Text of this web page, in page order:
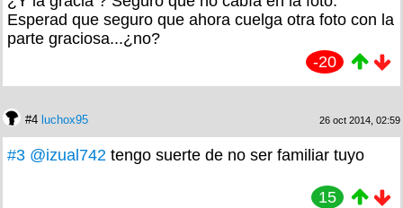
Esperad que seguro que ahora cuelga otra foto con la
parte graciosa...¿no?
-20
#4 luchox95 26 oct 2014, 02:59
#3 @izual742 tengo suerte de no ser familiar tuyo
15